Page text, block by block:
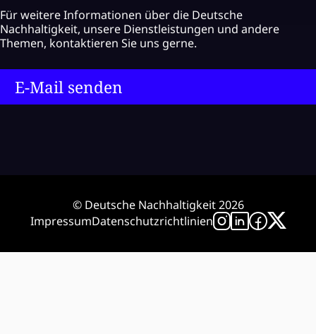
Für weitere Informationen über die Deutsche
Nachhaltigkeit, unsere Dienstleistungen und andere
Themen, kontaktieren Sie uns gerne.
E-Mail senden
© Deutsche Nachhaltigkeit 2026
ImpressumDatenschutzrichtlinien